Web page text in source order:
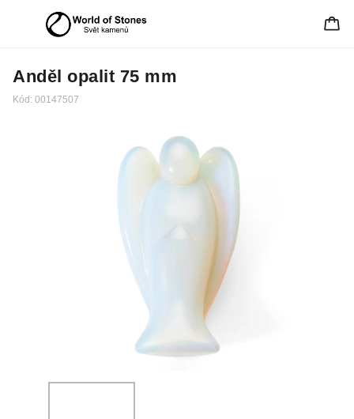
Anděl opalit 75 mm
Kód: 00147507